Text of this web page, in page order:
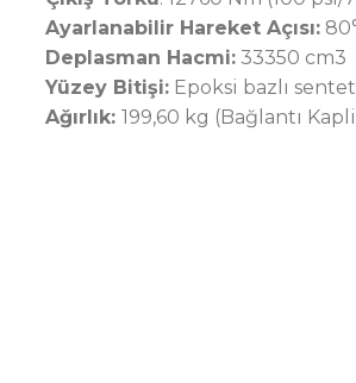
Ayarlanabilir Hareket Açısı:
Deplasman Hacmi:33350 cm3
Yüzey Bitişi:Epoksi bazlı
Ağırlık: 199,60 kg (Bağlantı